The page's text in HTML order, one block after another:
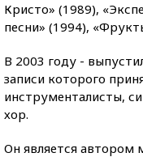
Кристо» (1989),
песни» (1994),
В 2003 году -
записи которого
инструменталисты,
хор.
Он является автором